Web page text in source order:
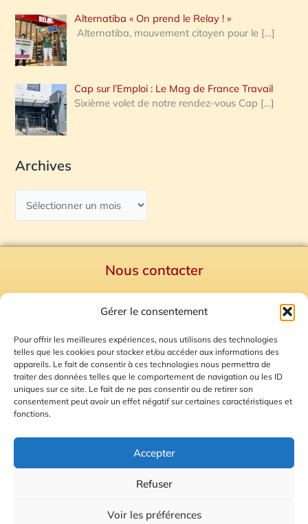
Gérer le consentement
Pour offrir les meilleures expériences, nous utilisons des technologies
telles que les cookies pour stocker et/ou accéder aux informations des
appareils. Le fait de consentir à ces technologies nous permettra de
traiter des données telles que le comportement de navigation ou les ID
uniques sur ce site. Le fait de ne pas consentir ou de retirer son
consentement peut avoir un effet négatif sur certaines caractéristiques et
fonctions.
Accepter
Refuser
Voir les préférences
Alternatiba « On prend le Relay ! »
Alternatiba, mouvement citoyen pour le […]
Cap sur l’Emploi : Le Mag de France Travail
Sixième volet de notre rendez-vous Cap […]
Archives
Nous contacter
Mentions Légales
Plan du site
Gestion des Cookies
© 2026 Radio Calade